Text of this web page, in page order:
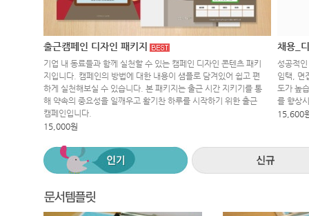
출근캠페인 디자인 패키지
기업 내 동료들과 함께 실천할 수 있는 캠페인 디자인 콘텐츠 패키
지입니다. 캠페인의 방법에 대한 내용이 샘플로 담겨있어 쉽고 편
하게 실천해보실 수 있습니다. 본 패키지는 출근 시간 지키기를 통
해 약속의 중요성을 일깨우고 활기찬 하루를 시작하기 위한 출근
캠페인입니다.
15,000원
채용_
성공적
임택, 면
도가 높
를 향상
15,600